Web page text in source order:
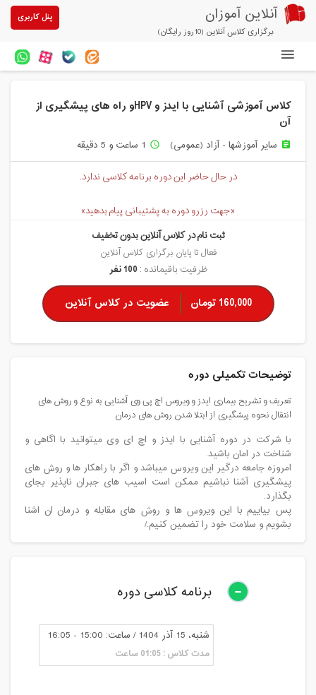
آنلاین آموزان
برگزاری کلاس آنلاین (10روز رایگان)
پنل کاربری
آزمون های آنلاین
مقالات آنلاین آموزان
خرید سرویس کلاس آنلاین
تخفیفهای مشارکتی
درباره ما
کلاس آموزشی آشنایی با ایدز و HPVو راه های پیشگیری از
آن
assignment سایر آموزشها - آزاد (عمومی) access_time 1 ساعت و 5 دقیقه
در حال حاضر این دوره برنامه کلاسی ندارد.
«جهت رزرو دوره به پشتیبانی پیام بدهید»
ثبت نام در کلاس آنلاین بدون تخفیف
فعال تا پایان برگزاری کلاس آنلاین
ظرفیت باقیمانده : 100 نفر
160,000 تومان عضویت در کلاس آنلاین
توضیحات تکمیلی دوره
تعریف و تشریح بیماری ایدز و ویروس اچ پی وی آشنایی به نوع و روش های
انتقال نحوه پیشگیری از ابتلا شدن روش های درمان
با شرکت در دوره آشنایی با ایدز و اچ ای وی میتوانید با اگاهی و
شناخت در امان باشید.
امروزه جامعه درگیر این ویروس میباشد و اگر با راهکار ها و روش های
پیشگیری آشنا نباشیم ممکن است اسیب های جبران ناپذیر بجای
بگذارد.
پس بیاییم با این ویروس ها و روش های مقابله و درمان ان اشنا
بشویم و سلامت خود را تضمین کنیم./
برنامه کلاسی دوره
شنبه، 15 آذر 1404 / ساعت: 15:00 - 16:05
مدت کلاس : 01:05 ساعت